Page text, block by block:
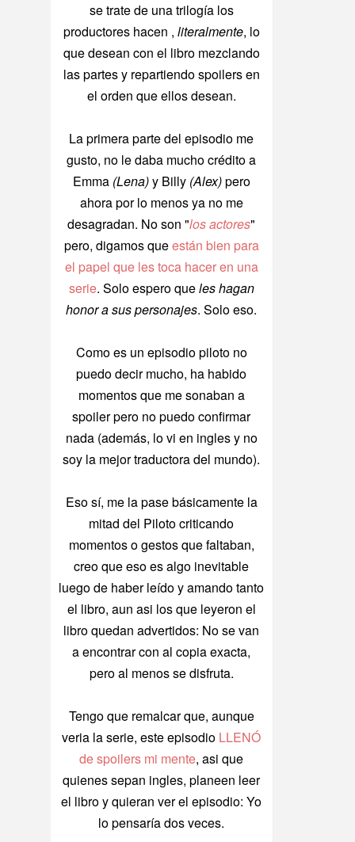
se trate de una trilogía los
productores hacen , literalmente, lo
que desean con el libro mezclando
las partes y repartiendo spoilers en
el orden que ellos desean.
La primera parte del episodio me
gusto, no le daba mucho crédito a
Emma(Lena)y Billy(Alex)pero
ahora por lo menos ya no me
desagradan. No son "los actores"
pero, digamos queestán bien para
el papel que les toca hacer en una
serie. Solo espero queles hagan
honor a sus personajes. Solo eso.
Como es un episodio piloto no
puedo decir mucho, ha habido
momentos que me sonaban a
spoiler pero no puedo confirmar
nada (además, lo vi en ingles y no
soy la mejor traductora del mundo).
Eso sí, me la pase básicamente la
mitad del Piloto criticando
momentos o gestos que faltaban,
creo que eso es algo inevitable
luego de haber leído y amando tanto
el libro, aun asi los que leyeron el
libro quedan advertidos: No se van
a encontrar con al copia exacta,
pero al menos se disfruta.
Tengo que remalcar que, aunque
veria la serie, este episodio LLENÓ
de spoilers mi mente, asi que
quienes sepan ingles, planeen leer
el libro y quieran ver el episodio: Yo
lo pensaría dos veces.